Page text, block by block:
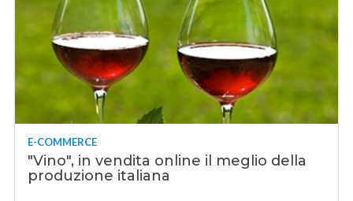
E-COMMERCE
"Vino", in vendita online il meglio della
produzione italiana